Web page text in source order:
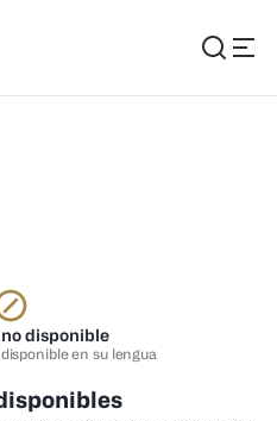
disponible
en su lengua